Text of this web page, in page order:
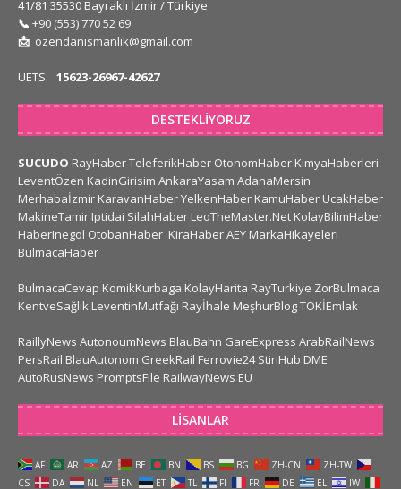
41/81 35530 Bayraklı İzmir / Türkiye
📞 +90 (553) 770 52 69
📩 ozendanismanlik@gmail.com
UETS: 15623-26967-42627
DESTEKLIYORUZ
SUCUDO RayHaberTeleferikHaber OtonomHaber KimyaHaberleri
LeventÖzen KadinGirisim AnkaraYasam AdanaMersin
Merhabaİzmir KaravanHaberYelkenHaber KamuHaber UcakHaber
MakineTamir Iptidai SilahHaber LeoTheMaster.Net KolayBilimHaber
HaberInegol OtobanHaber KiraHaberAEY MarkaHikayeleri
BulmacaHaber
BulmacaCevap KomikKurbaga KolayHarita RayTurkiye ZorBulmaca
KentveSağlık LeventinMutfağı Rayİhale MeşhurBlogTOKİEmlak
RaillyNews AutonoumNews BlauBahn GareExpress ArabRailNews
PersRail BlauAutonom GreekRail Ferrovie24 StiriHub DME
AutoRusNews PromptsFile RailwayNews EU
LISANLAR
AF AR AZ BE BN BS BG ZH-CN
ZH-TW
CS
DA NL EN ET TL FI FR DE EL
IW